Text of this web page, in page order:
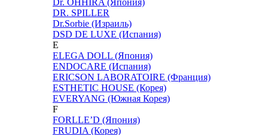
DR. SPILLER
Dr.Sorbie (Израиль)
DSD DE LUXE (Испания)
E
ELEGA DOLL (Япония)
ENDOCARE (Испания)
ERICSON LABORATOIRE (Франция)
ESTHETIC HOUSE (Корея)
EVERYANG (Южная Корея)
F
FORLLE’D (Япония)
FRUDIA (Корея)